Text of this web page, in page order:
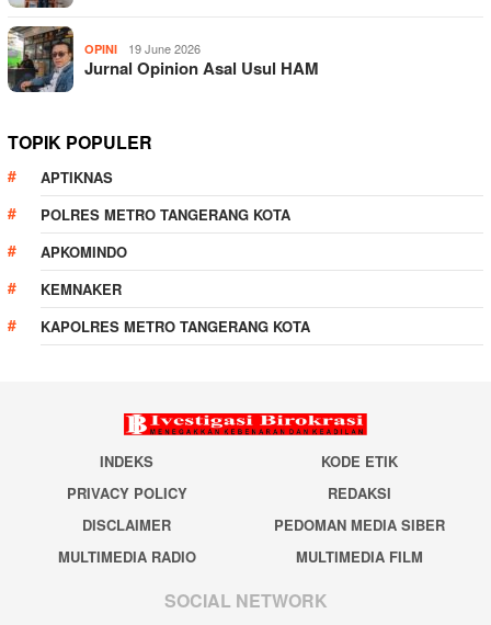
OPINI 19 June 2026
Jurnal Opinion Asal Usul HAM
TOPIK POPULER
APTIKNAS
POLRES METRO TANGERANG KOTA
APKOMINDO
KEMNAKER
KAPOLRES METRO TANGERANG KOTA
INDEKS
KODE ETIK
PRIVACY POLICY
REDAKSI
DISCLAIMER
PEDOMAN MEDIA SIBER
MULTIMEDIA RADIO
MULTIMEDIA FILM
SOCIAL NETWORK